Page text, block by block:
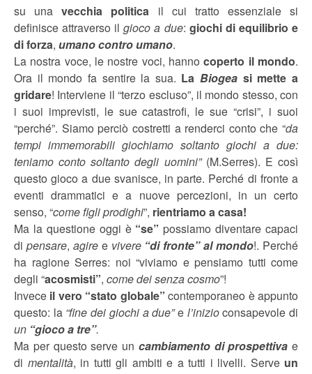
su unavecchia politica il cui tratto essenziale si
definisce attraverso ilgioco a due: giochi di equilibrio e
di forza, umano contro umano.
La nostra voce, le nostre voci, hannocoperto il mondo.
Ora il mondo fa sentire la sua. LaBiogea si mette a
gridare! Interviene il “terzo escluso”, il mondo stesso, con
i suoi imprevisti, le sue catastrofi, le sue “crisi”, i suoi
“perché”. Siamo perciò costretti a renderci conto che “da
tempi immemorabili giochiamo soltanto giochi a due:
teniamo conto soltanto degli uomini”(M.Serres). E così
questo gioco a due svanisce, in parte. Perché di fronte a
eventi drammatici e a nuove percezioni, in un certo
senso, “come figli prodighi”, rientriamo a casa!
Ma la questione oggi è “se” possiamo diventare capaci
di pensare, agiree vivere“di fronte” al mondo!. Perché
ha ragione Serres: noi “viviamo e pensiamo tutti come
degli “acosmisti”, come dei senza cosmo”!
Invece il vero “stato globale” contemporaneo è appunto
questo: la “fine dei giochi a due”e l’inizioconsapevole di
un “gioco a tre”.
Ma per questo serve un cambiamento di prospettiva e
di mentalità, in tutti gli ambiti e a tutti i livelli. Serve un